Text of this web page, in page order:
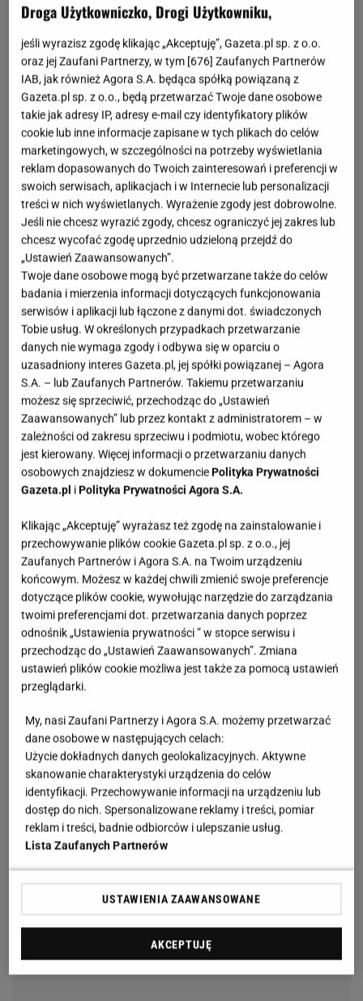
Droga Użytkowniczko, Drogi Użytkowniku,
jeśli wyrazisz zgodę klikając „Akceptuję”, Gazeta.pl sp. z o.o.
oraz jej Zaufani Partnerzy, w tym [676] Zaufanych Partnerów
IAB, jak również Agora S.A. będąca spółką powiązaną z
Gazeta.pl sp. z o.o., będą przetwarzać Twoje dane osobowe
takie jak adresy IP, adresy e-mail czy identyfikatory plików
cookie lub inne informacje zapisane w tych plikach do celów
marketingowych, w szczególności na potrzeby wyświetlania
reklam dopasowanych do Twoich zainteresowań i preferencji w
swoich serwisach, aplikacjach i w Internecie lub personalizacji
treści w nich wyświetlanych. Wyrażenie zgody jest dobrowolne.
Jeśli nie chcesz wyrazić zgody, chcesz ograniczyć jej zakres lub
chcesz wycofać zgodę uprzednio udzieloną przejdź do
„Ustawień Zaawansowanych”.
Twoje dane osobowe mogą być przetwarzane także do celów
badania i mierzenia informacji dotyczących funkcjonowania
serwisów i aplikacji lub łączone z danymi dot. świadczonych
Tobie usług. W określonych przypadkach przetwarzanie
danych nie wymaga zgody i odbywa się w oparciu o
uzasadniony interes Gazeta.pl, jej spółki powiązanej – Agora
S.A. – lub Zaufanych Partnerów. Takiemu przetwarzaniu
możesz się sprzeciwić, przechodząc do „Ustawień
Zaawansowanych” lub przez kontakt z administratorem – w
zależności od zakresu sprzeciwu i podmiotu, wobec którego
jest kierowany. Więcej informacji o przetwarzaniu danych
osobowych znajdziesz w dokumenciePolityka Prywatności
Gazeta.pl iPolityka Prywatności Agora S.A.
Klikając „Akceptuję” wyrażasz też zgodę na zainstalowanie i
przechowywanie plików cookie Gazeta.pl sp. z o.o., jej
Zaufanych Partnerów i Agora S.A. na Twoim urządzeniu
końcowym. Możesz w każdej chwili zmienić swoje preferencje
dotyczące plików cookie, wywołując narzędzie do zarządzania
twoimi preferencjami dot. przetwarzania danych poprzez
odnośnik „Ustawienia prywatności ” w stopce serwisu i
przechodząc do „Ustawień Zaawansowanych”. Zmiana
ustawień plików cookie możliwa jest także za pomocą ustawień
przeglądarki.
My, nasi Zaufani Partnerzy i Agora S.A. możemy przetwarzać
dane osobowe w następujących celach:
Użycie dokładnych danych geolokalizacyjnych. Aktywne
skanowanie charakterystyki urządzenia do celów
identyfikacji. Przechowywanie informacji na urządzeniu lub
dostęp do nich. Spersonalizowane reklamy i treści, pomiar
reklam i treści, badnie odbiorców i ulepszanie usług.
Lista Zaufanych Partnerów
USTAWIENIA ZAAWANSOWANE
AKCEPTUJĘ